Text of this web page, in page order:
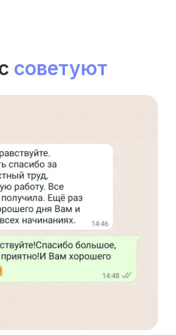
советуют
центр медицинского
образования
г.Москва, вн.тер.г.